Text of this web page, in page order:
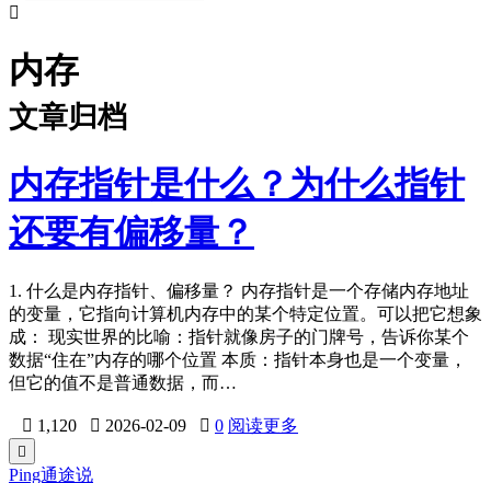

内存
文章归档
内存指针是什么？为什么指针
还要有偏移量？
1. 什么是内存指针、偏移量？ 内存指针是一个存储内存地址
的变量，它指向计算机内存中的某个特定位置。可以把它想象
成： 现实世界的比喻：指针就像房子的门牌号，告诉你某个
数据“住在”内存的哪个位置 本质：指针本身也是一个变量，
但它的值不是普通数据，而…
 1,120  2026-02-09  0 阅读更多

Ping通途说